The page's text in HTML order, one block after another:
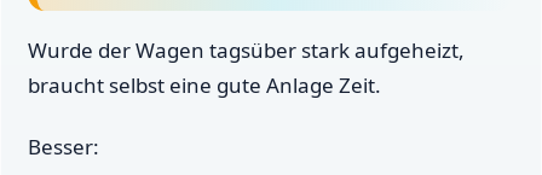
Wurde der Wagen tagsüber stark aufgeheizt,
braucht selbst eine gute Anlage Zeit.
Besser: